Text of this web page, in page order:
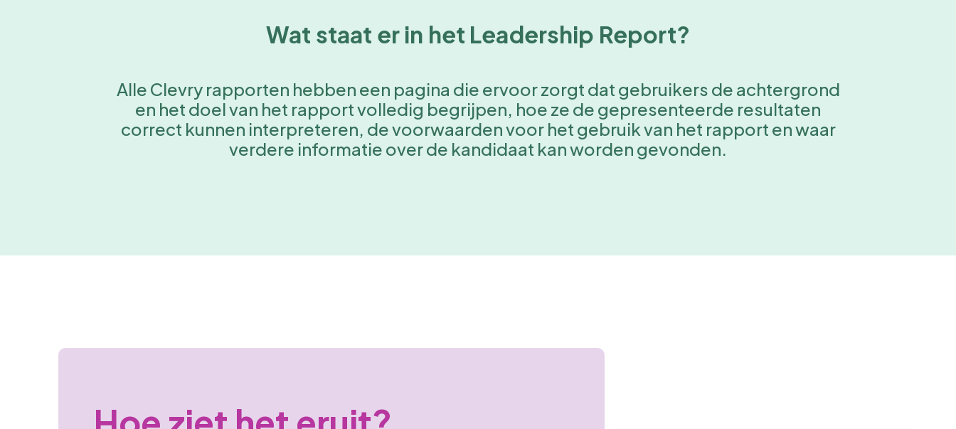
Wat staat er in het Leadership Report?
Alle Clevry rapporten hebben een pagina die ervoor zorgt dat gebruikers de achtergrond
en het doel van het rapport volledig begrijpen, hoe ze de gepresenteerde resultaten
correct kunnen interpreteren, de voorwaarden voor het gebruik van het rapport en waar
verdere informatie over de kandidaat kan worden gevonden.